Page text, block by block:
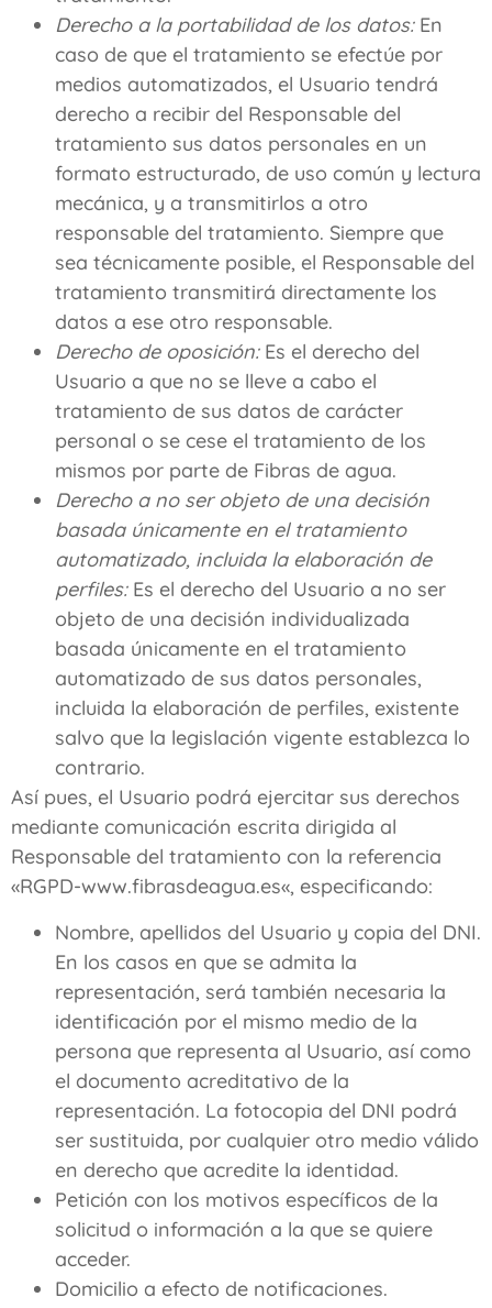
Derecho a la portabilidad de los datos:En
caso de que el tratamiento se efectúe por
medios automatizados, el Usuario tendrá
derecho a recibir del Responsable del
tratamiento sus datos personales en un
formato estructurado, de uso común y lectura
mecánica, y a transmitirlos a otro
responsable del tratamiento. Siempre que
sea técnicamente posible, el Responsable del
tratamiento transmitirá directamente los
datos a ese otro responsable.
Derecho de oposición:Es el derecho del
Usuario a que no se lleve a cabo el
tratamiento de sus datos de carácter
personal o se cese el tratamiento de los
mismos por parte de Fibras de agua.
Derecho a no ser objeto de una decisión
basada únicamente en el tratamiento
automatizado, incluida la elaboración de
perfiles:Es el derecho del Usuario a no ser
objeto de una decisión individualizada
basada únicamente en el tratamiento
automatizado de sus datos personales,
incluida la elaboración de perfiles, existente
salvo que la legislación vigente establezca lo
contrario.
Así pues, el Usuario podrá ejercitar sus derechos
mediante comunicación escrita dirigida al
Responsable del tratamiento con la referencia
«RGPD-www.fibrasdeagua.es«, especificando:
Nombre, apellidos del Usuario y copia del DNI.
En los casos en que se admita la
representación, será también necesaria la
identificación por el mismo medio de la
persona que representa al Usuario, así como
el documento acreditativo de la
representación. La fotocopia del DNI podrá
ser sustituida, por cualquier otro medio válido
en derecho que acredite la identidad.
Petición con los motivos específicos de la
solicitud o información a la que se quiere
acceder.
Domicilio a efecto de notificaciones.